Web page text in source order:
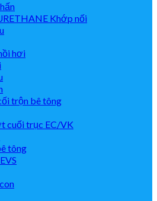
Khớp nối
hơi
trộn bê tông
cuối trục EC/VK
tông